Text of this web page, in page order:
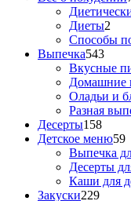
Диеты2
Способы
Выпечка543
Вкусные
Домашние
Оладьи и
Разная
Десерты158
Детское меню59
Выпечка
Десерты
Каши для
Закуски229